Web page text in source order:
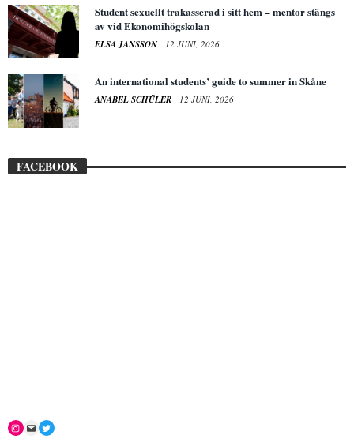
Student sexuellt trakasserad i sitt hem – mentor stängs
av vid Ekonomihögskolan
ELSA JANSSON 12 JUNI, 2026
An international students’ guide to summer in Skåne
ANABEL SCHÜLER 12 JUNI, 2026
FACEBOOK